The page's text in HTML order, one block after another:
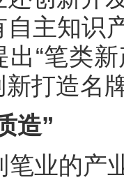
主知识
“笔类
打造名
造”
笔业的产